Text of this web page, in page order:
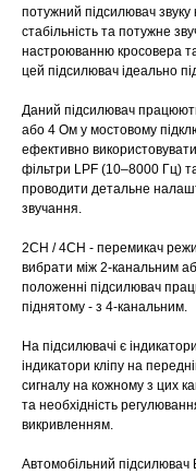
потужний підсилювач
стабільність та потужне
настроюванню кросовера
цей підсилювач ідеально
Даний підсилювач
або 4 Ом у мостовому
ефективно
фільтри LPF (10–8000 Гц)
проводити детальне
звучання.
2CH / 4CH - перемикач
вибрати між 2-канальним
положенні підсилювач
піднятому - з 4-канальним.
На підсилювачі є
індикатори кліпу на
сигналу на кожному з цих
та необхідність
викривленням.
Автомобільний